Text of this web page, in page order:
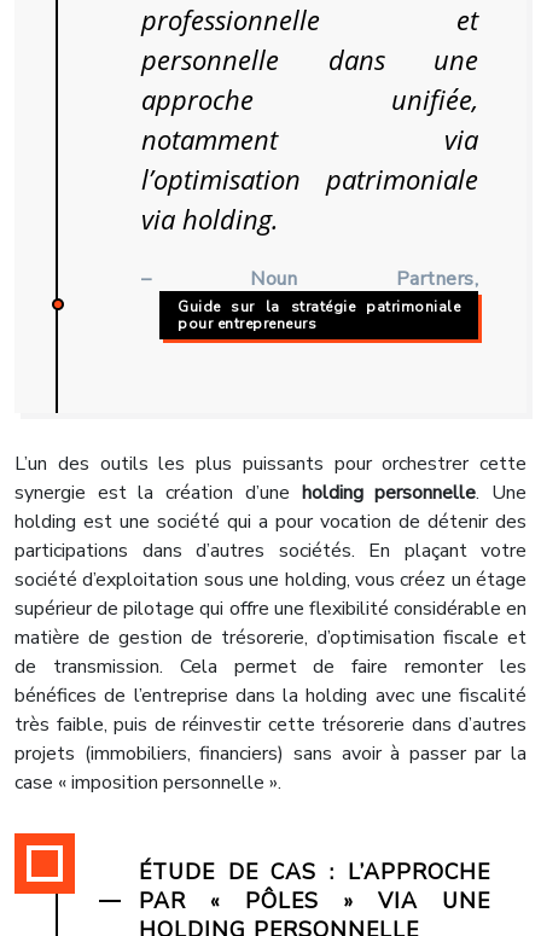
professionnelle et
personnelle dans une
approche unifiée,
notamment via
l’optimisation patrimoniale
via holding.
– Noun Partners,
Guide sur la stratégie patrimoniale
pour entrepreneurs
L’un des outils les plus puissants pour orchestrer cette
synergie est la création d’une holding personnelle. Une
holding est une société qui a pour vocation de détenir des
participations dans d’autres sociétés. En plaçant votre
société d’exploitation sous une holding, vous créez un étage
supérieur de pilotage qui offre une flexibilité considérable en
matière de gestion de trésorerie, d’optimisation fiscale et
de transmission. Cela permet de faire remonter les
bénéfices de l’entreprise dans la holding avec une fiscalité
très faible, puis de réinvestir cette trésorerie dans d’autres
projets (immobiliers, financiers) sans avoir à passer par la
case « imposition personnelle ».
ÉTUDE DE CAS : L’APPROCHE
PAR « PÔLES » VIA UNE
HOLDING PERSONNELLE